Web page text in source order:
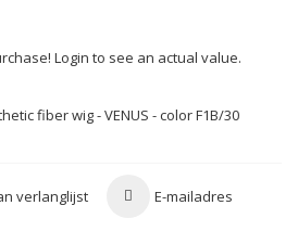
fiber wig - VENUS - color F1B/30
Login to see an actual value.
verlanglijst E-mailadres